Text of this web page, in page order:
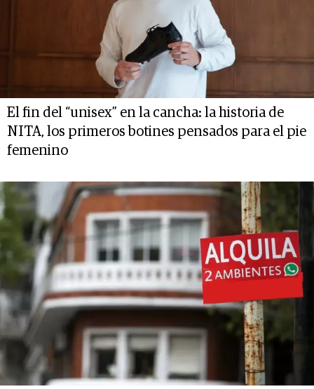
El fin del “unisex” en la cancha: la historia de
NITA, los primeros botines pensados para el pie
femenino